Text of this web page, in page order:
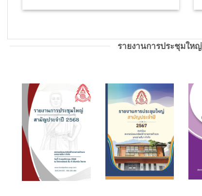
รายงานการประชุมใ